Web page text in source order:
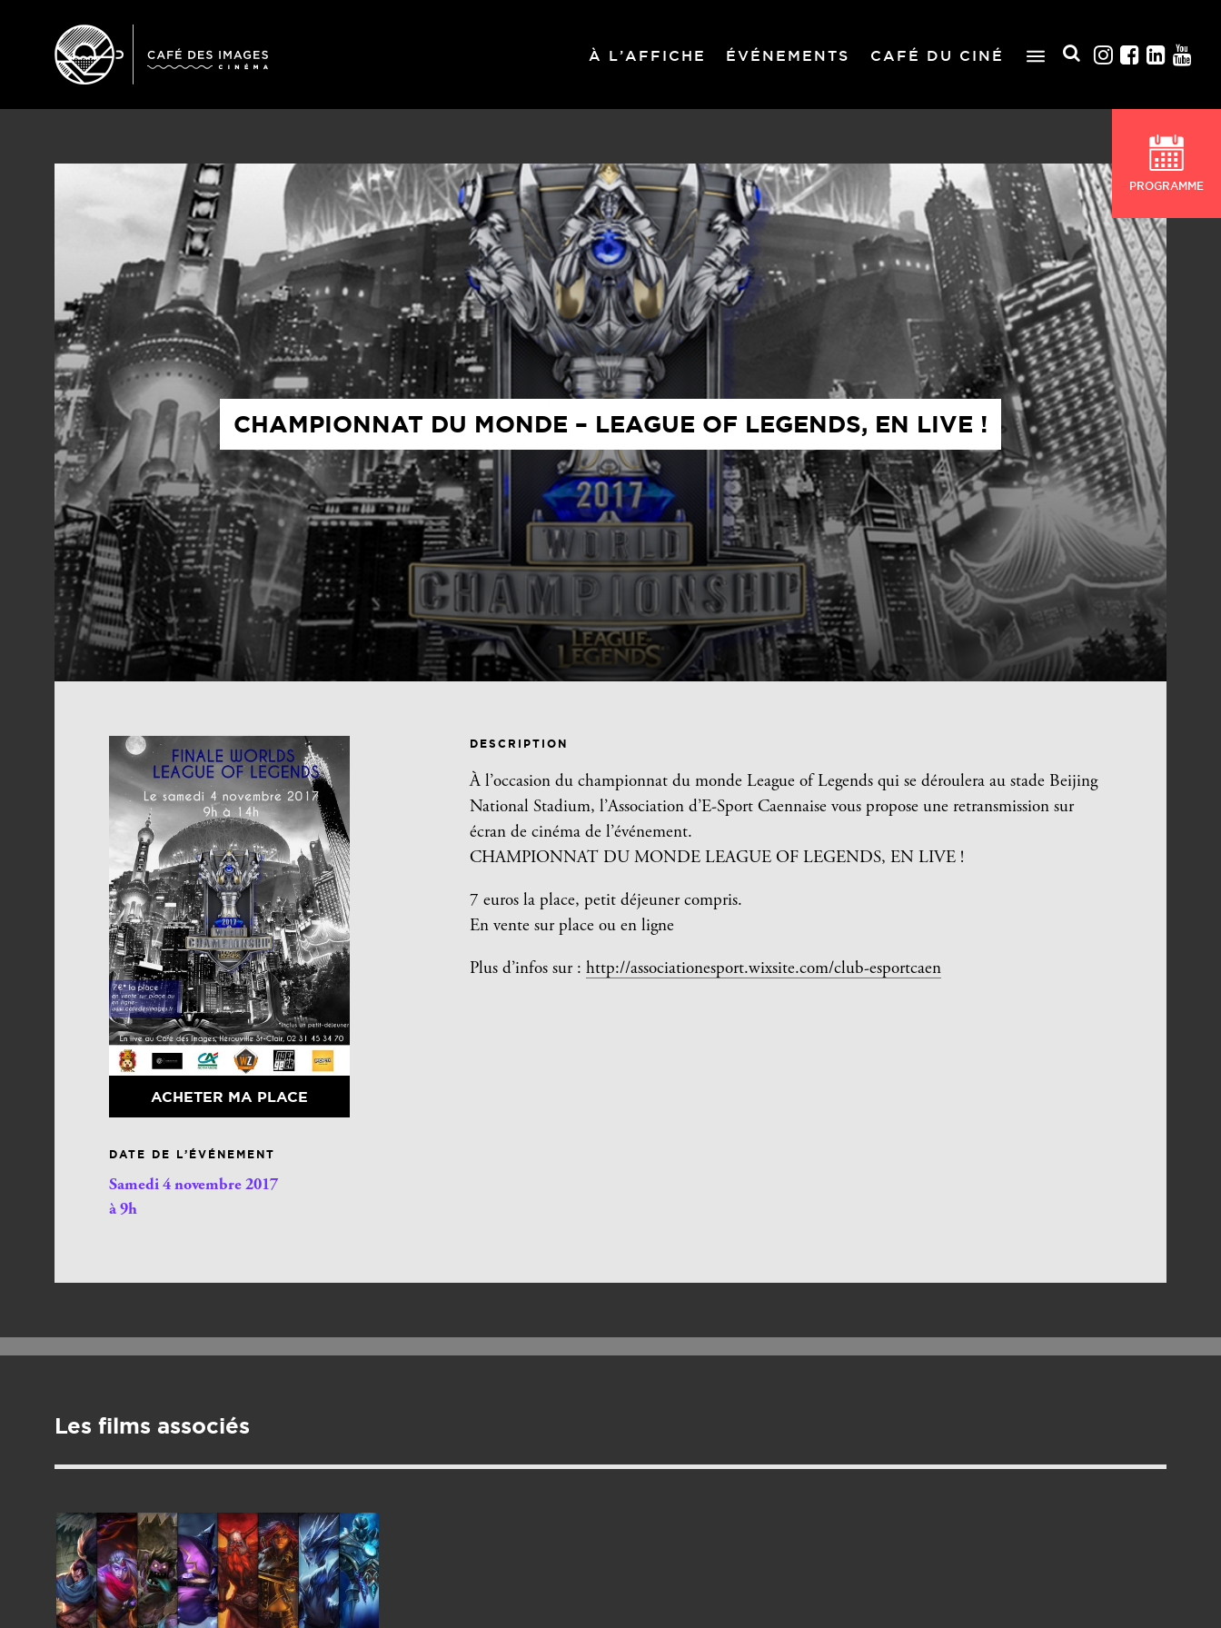
À L’AFFICHE ÉVÉNEMENTS CAFÉ DU CINÉ
PROGRAMME
CHAMPIONNAT DU MONDE – LEAGUE OF LEGENDS, EN LIVE !
ACHETER MA PLACE
DATE DE L’ÉVÉNEMENT
Samedi 4 novembre 2017
à 9h
DESCRIPTION
À l’occasion du championnat du monde League of Legends qui se déroulera au stade Beijing
National Stadium, l’Association d’E-Sport Caennaise vous propose une retransmission sur
écran de cinéma de l’événement.
CHAMPIONNAT DU MONDE LEAGUE OF LEGENDS, EN LIVE !
7 euros la place, petit déjeuner compris.
En vente sur place ou en ligne
Plus d’infos sur :http://associationesport.wixsite.com/club-esportcaen
Les films associés